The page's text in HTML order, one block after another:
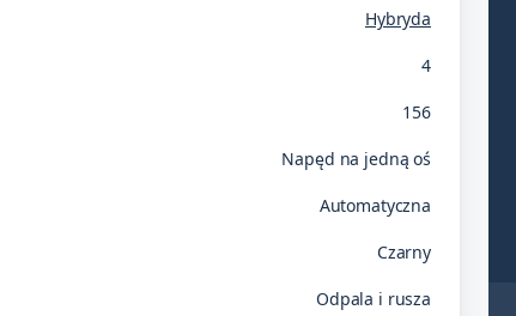
Hybryda
4
156
Napęd na jedną oś
Automatyczna
Czarny
Odpala i rusza